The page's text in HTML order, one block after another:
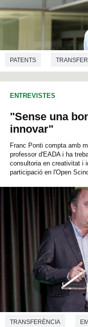
PATENTS
ENTREVISTES
"Sense una
innovar"
Franc Ponti compta amb
professor d'EADA i ha
consultoria en creativitat i
participació en l'Open
TRANSFERÈNCIA